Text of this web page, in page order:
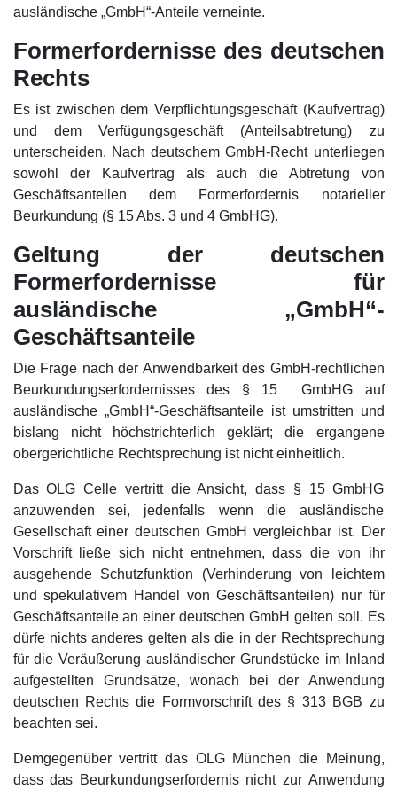
ausländische „GmbH“-Anteile verneinte.
Formerfordernisse des deutschen
Rechts
Es ist zwischen dem Verpflichtungsgeschäft (Kaufvertrag)
und dem Verfügungsgeschäft (Anteilsabtretung) zu
unterscheiden. Nach deutschem GmbH-Recht unterliegen
sowohl der Kaufvertrag als auch die Abtretung von
Geschäftsanteilen dem Formerfordernis notarieller
Beurkundung (§ 15 Abs. 3 und 4 GmbHG).
Geltung der deutschen
Formerfordernisse für
ausländische „GmbH“-
Geschäftsanteile
Die Frage nach der Anwendbarkeit des GmbH-rechtlichen
Beurkundungserfordernisses des § 15 GmbHG auf
ausländische „GmbH“-Geschäftsanteile ist umstritten und
bislang nicht höchstrichterlich geklärt; die ergangene
obergerichtliche Rechtsprechung ist nicht einheitlich.
Das OLG Celle vertritt die Ansicht, dass § 15 GmbHG
anzuwenden sei, jedenfalls wenn die ausländische
Gesellschaft einer deutschen GmbH vergleichbar ist. Der
Vorschrift ließe sich nicht entnehmen, dass die von ihr
ausgehende Schutzfunktion (Verhinderung von leichtem
und spekulativem Handel von Geschäftsanteilen) nur für
Geschäftsanteile an einer deutschen GmbH gelten soll. Es
dürfe nichts anderes gelten als die in der Rechtsprechung
für die Veräußerung ausländischer Grundstücke im Inland
aufgestellten Grundsätze, wonach bei der Anwendung
deutschen Rechts die Formvorschrift des § 313 BGB zu
beachten sei.
Demgegenüber vertritt das OLG München die Meinung,
dass das Beurkundungserfordernis nicht zur Anwendung